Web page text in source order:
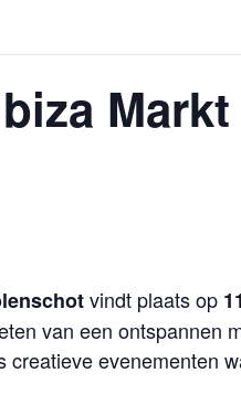
vindt plaats op
van een ontspannen
evenementen